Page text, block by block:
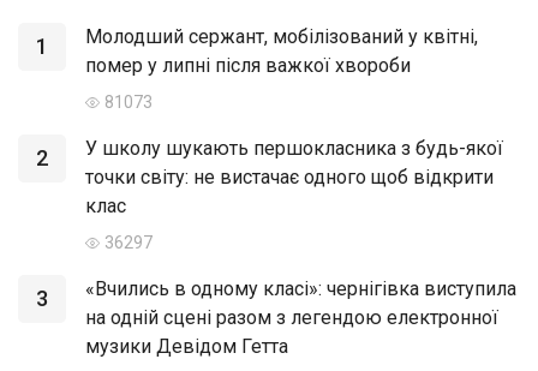
1
Молодший сержант, мобілізований у квітні,
помер у липні після важкої хвороби
81073
2
У школу шукають першокласника з будь-якої
точки світу: не вистачає одного щоб відкрити
клас
36297
3
«Вчились в одному класі»: чернігівка виступила
на одній сцені разом з легендою електронної
музики Девідом Гетта